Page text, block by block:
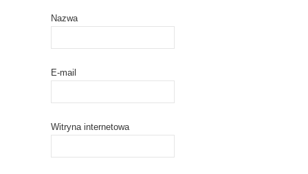
Nazwa
E-mail
Witryna internetowa